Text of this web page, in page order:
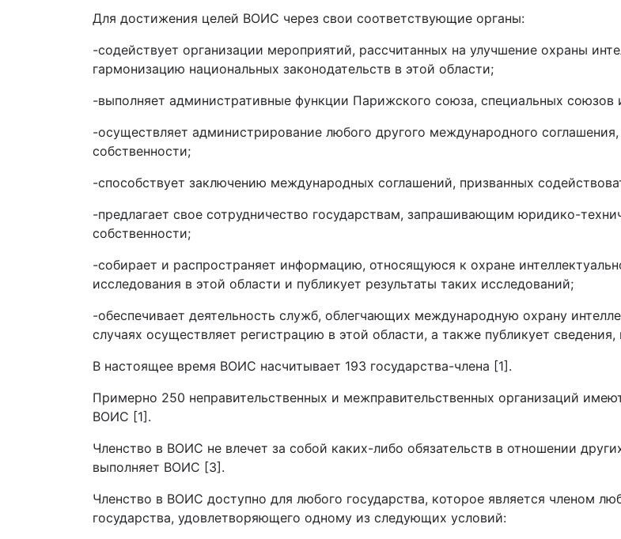
Для достижения целей ВОИС через свои соответствующие органы:
-содействует организации мероприятий, рассчитанных на улучшение охраны
гармонизацию национальных законодательств в этой области;
-выполняет административные функции Парижского союза, специальных союзов
-осуществляет администрирование любого другого международного
собственности;
-способствует заключению международных соглашений, призванных
-предлагает свое сотрудничество государствам, запрашивающим юридико-
собственности;
-собирает и распространяет информацию, относящуюся к охране
исследования в этой области и публикует результаты таких исследований;
-обеспечивает деятельность служб, облегчающих международную охрану
случаях осуществляет регистрацию в этой области, а также публикует
В настоящее время ВОИС насчитывает 193 государства-члена [1].
Примерно 250 неправительственных и межправительственных организаций
ВОИС [1].
Членство в ВОИС не влечет за собой каких-либо обязательств в отношении
выполняет ВОИС [3].
Членство в ВОИС доступно для любого государства, которое является членом
государства, удовлетворяющего одному из следующих условий: